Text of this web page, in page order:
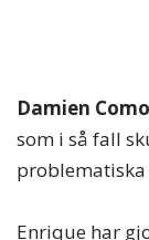
Damien
som i så fall
Enrique har